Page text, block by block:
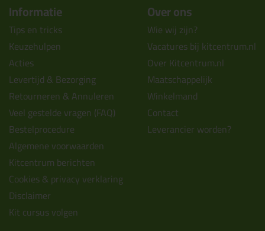
Informatie
Tips en tricks
Keuzehulpen
Acties
Levertijd & Bezorging
Retourneren & Annuleren
Veel gestelde vragen (FAQ)
Bestelprocedure
Algemene voorwaarden
Kitcentrum berichten
Cookies & privacy verklaring
Disclaimer
Kit cursus volgen
Over ons
Wie wij zijn?
Vacatures bij kitcentrum.nl
Over Kitcentrum.nl
Maatschappelijk
Winkelmand
Contact
Leverancier worden?